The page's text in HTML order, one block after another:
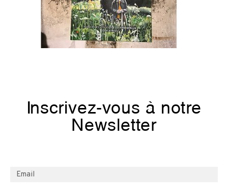
Inscrivez-vous à notre
Newsletter